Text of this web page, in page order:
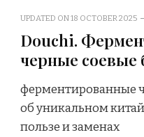
UPDATED ON18 OCTOBER 2025
Douchi.
черные соевые
ферментированные
об уникальном
пользе и заменах